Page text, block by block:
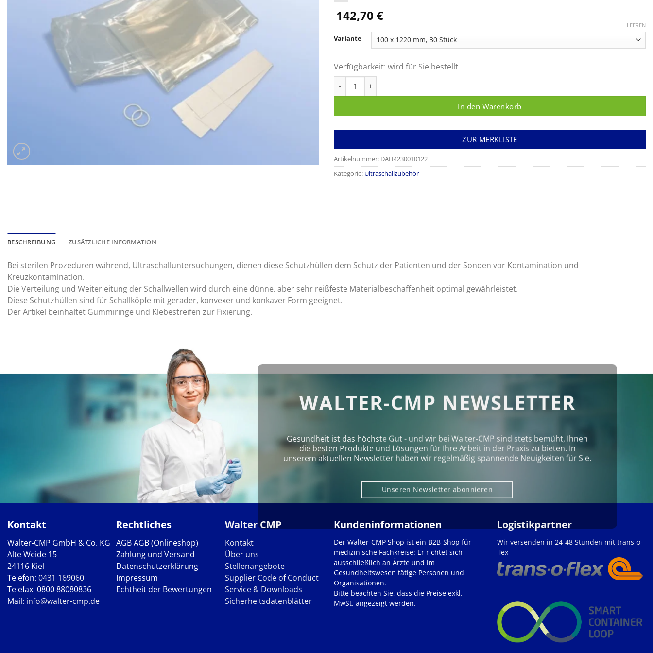
142,70 €
Variante
LEEREN
Verfügbarkeit: wird für Sie bestellt
In den Warenkorb
ZUR MERKLISTE
Artikelnummer: DAH4230010122
Kategorie: Ultraschallzubehör
BESCHREIBUNG ZUSÄTZLICHE INFORMATION
Bei sterilen Prozeduren während, Ultraschalluntersuchungen, dienen diese Schutzhüllen dem Schutz der Patienten und der Sonden vor Kontamination und
Kreuzkontamination.
Die Verteilung und Weiterleitung der Schallwellen wird durch eine dünne, aber sehr reißfeste Materialbeschaffenheit optimal gewährleistet.
Diese Schutzhüllen sind für Schallköpfe mit gerader, konvexer und konkaver Form geeignet.
Der Artikel beinhaltet Gummiringe und Klebestreifen zur Fixierung.
WALTER-CMP NEWSLETTER
Gesundheit ist das höchste Gut - und wir bei Walter‑CMP sind stets bemüht, Ihnen
die besten Produkte und Lösungen für Ihre Arbeit in der Praxis zu bieten. In
unserem aktuellen Newsletter haben wir regelmäßig spannende Neuigkeiten für Sie.
Unseren Newsletter abonnieren
Kontakt
Walter-CMP GmbH & Co. KG
Alte Weide 15
24116 Kiel
Telefon: 0431 169060
Telefax: 0800 88080836
Mail: info@walter-cmp.de
Rechtliches
AGBAGB (Onlineshop)
Zahlung und Versand
Datenschutzerklärung
Impressum
Echtheit der Bewertungen
Walter CMP
Kontakt
Über uns
Stellenangebote
Supplier Code of Conduct
Service & Downloads
Sicherheitsdatenblätter
Kundeninformationen
Der Walter-CMP Shop ist ein B2B-Shop für
medizinische Fachkreise: Er richtet sich
ausschließlich an Ärzte und im
Gesundheitswesen tätige Personen und
Organisationen.
Bitte beachten Sie, dass die Preise exkl.
MwSt. angezeigt werden.
Logistikpartner
Wir versenden in 24-48 Stunden mit trans-o-
flex